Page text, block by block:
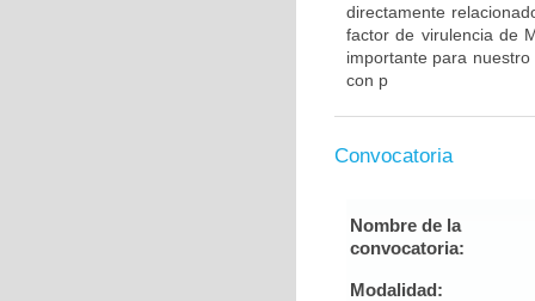
directamente
factor de virulencia de
importante para
con p
Convocatoria
Nombre de la
convocatoria:
Modalidad: